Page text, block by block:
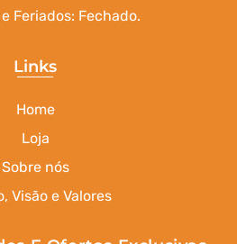
Feriados: Fechado.
Links
Home
Loja
Sobre nós
Visão e Valores